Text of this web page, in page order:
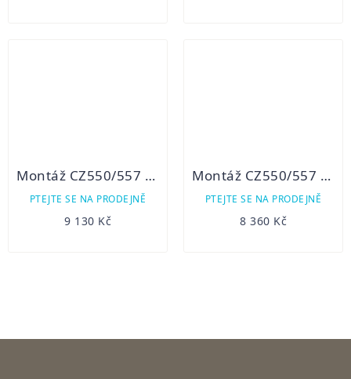
Montáž CZ550/557 Innomount pro Pard 008S
PTEJTE SE NA PRODEJNĚ
9 130 Kč
Montáž CZ550/557 Innomount pro InfiRay Saim, Liemke Sperber 25/35, Night Pearl Fox
PTEJTE SE NA PRODEJNĚ
8 360 Kč